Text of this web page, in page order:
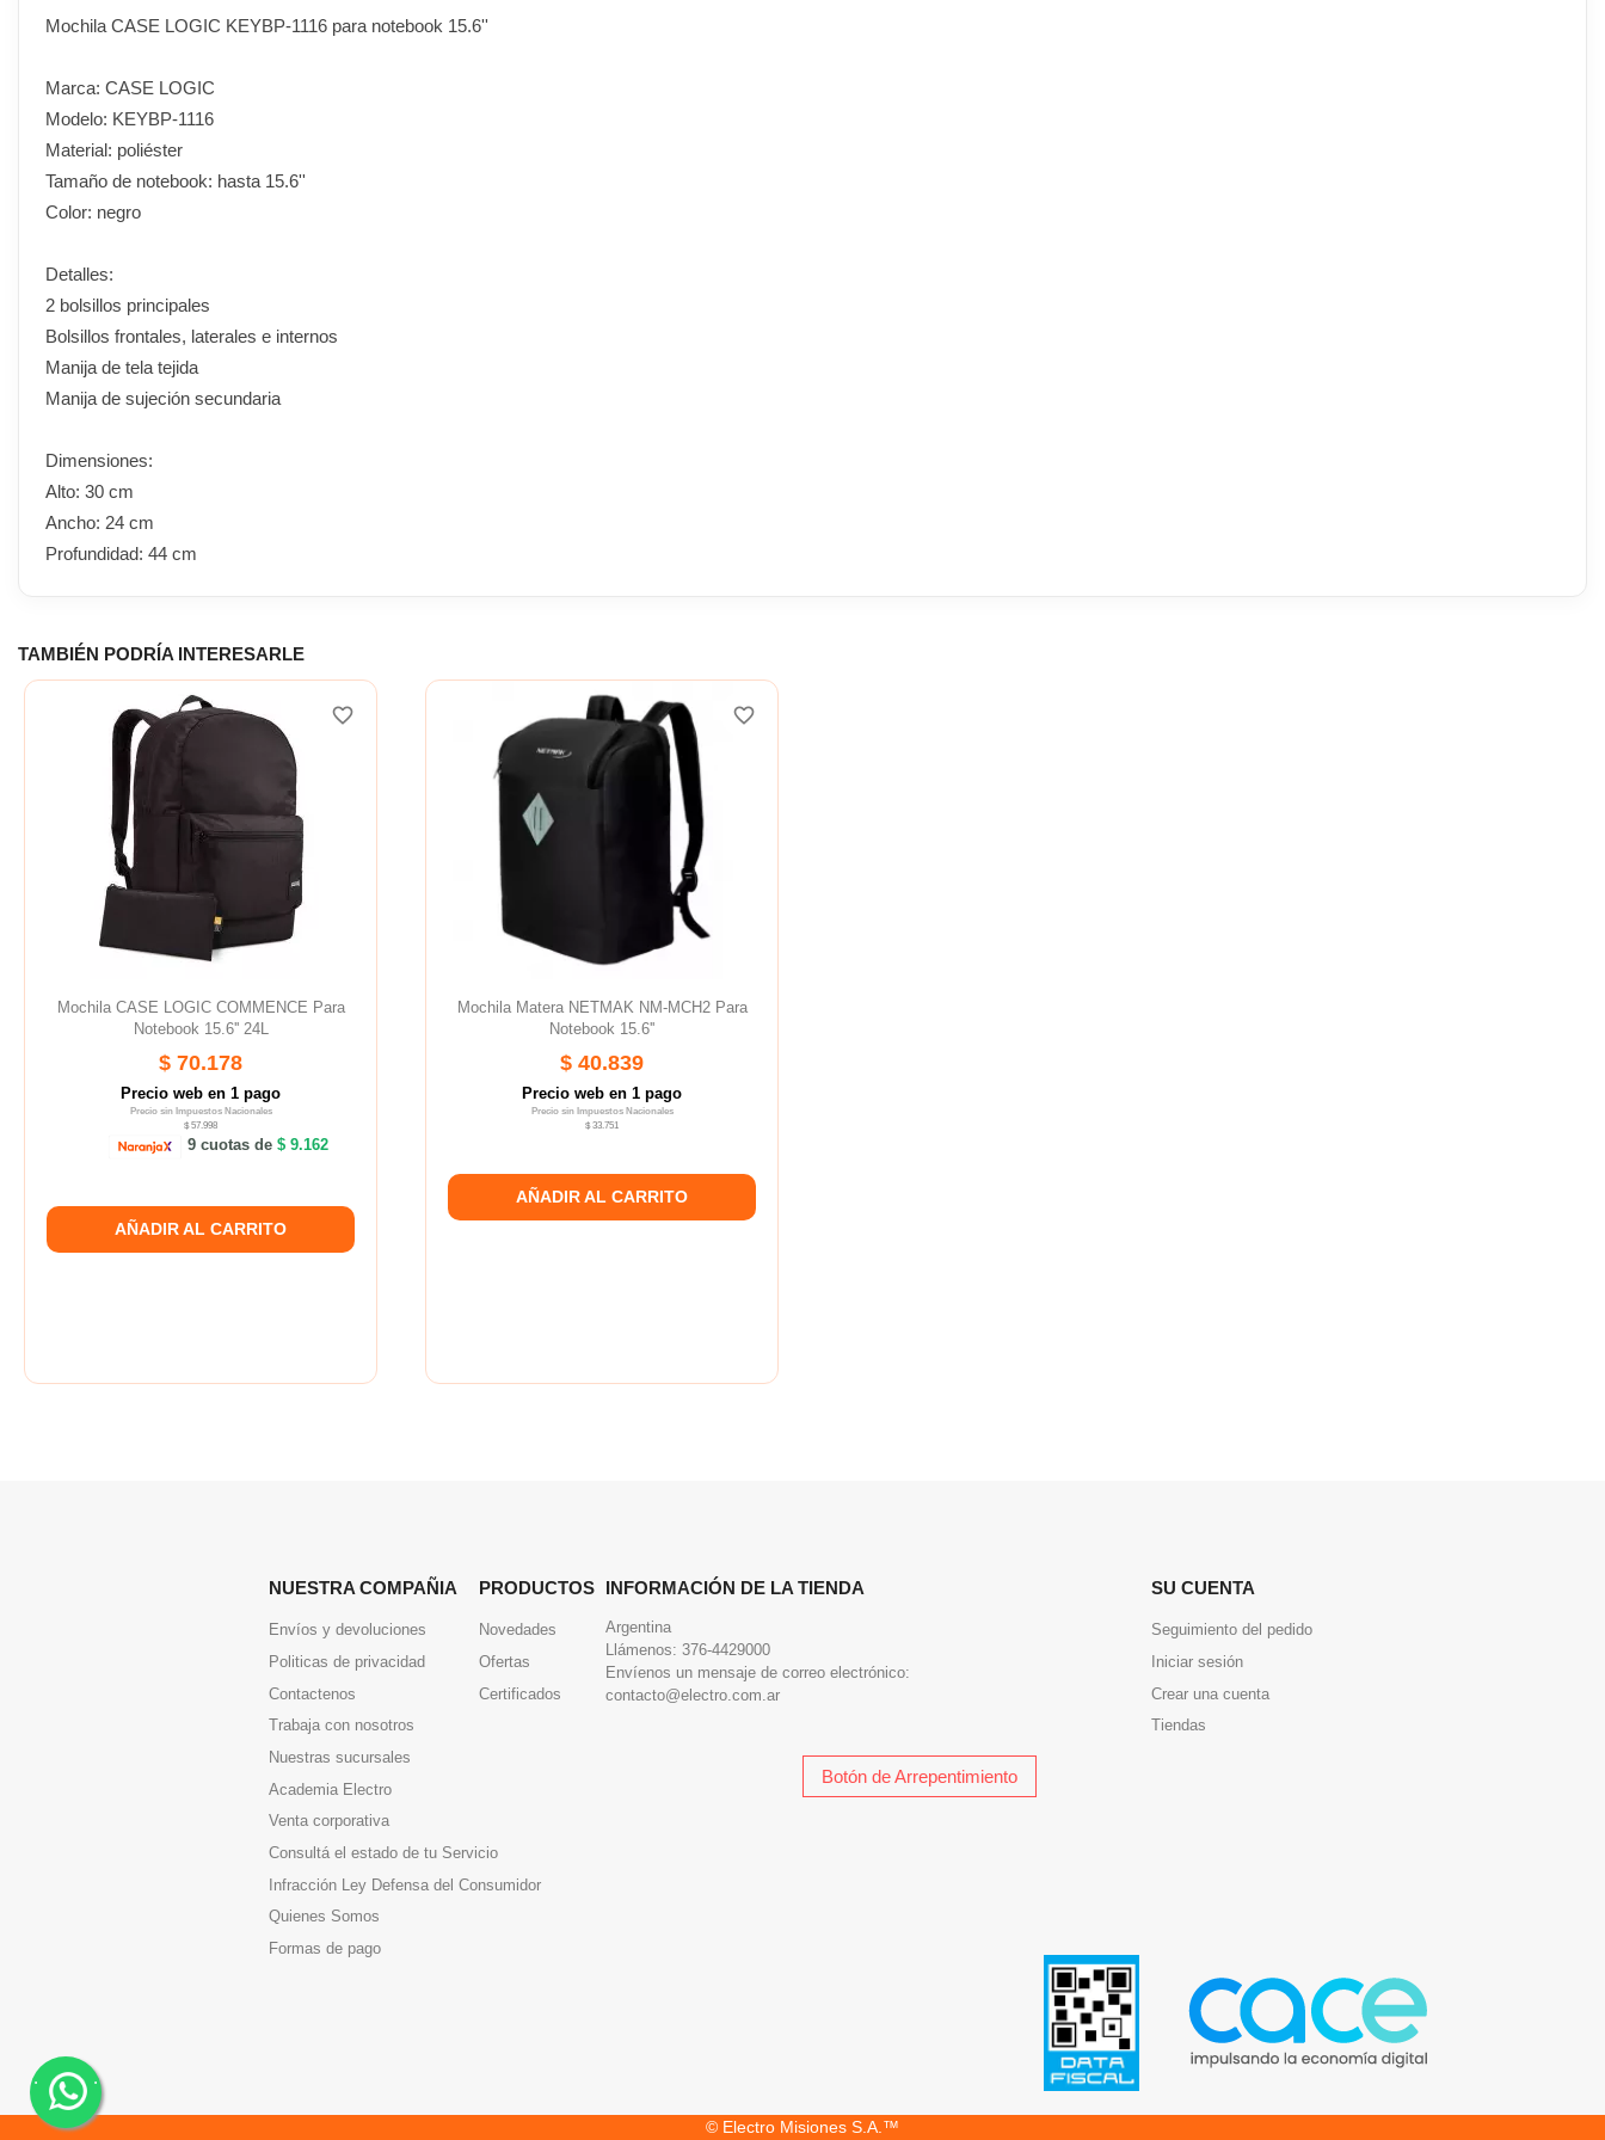
Mochila CASE LOGIC KEYBP-1116 para notebook 15.6''
Marca: CASE LOGIC
Modelo: KEYBP-1116
Material: poliéster
Tamaño de notebook: hasta 15.6''
Color: negro
Detalles:
2 bolsillos principales
Bolsillos frontales, laterales e internos
Manija de tela tejida
Manija de sujeción secundaria
Dimensiones:
Alto: 30 cm
Ancho: 24 cm
Profundidad: 44 cm
TAMBIÉN PODRÍA INTERESARLE
Mochila CASE LOGIC COMMENCE Para
Notebook 15.6'' 24L
$ 70.178
Precio web en 1 pago
Precio sin Impuestos Nacionales
$ 57.998
9 cuotas de $ 9.162
AÑADIR AL CARRITO
favorite_border
Mochila Matera NETMAK NM-MCH2 Para
Notebook 15.6''
$ 40.839
Precio web en 1 pago
Precio sin Impuestos Nacionales
$ 33.751
AÑADIR AL CARRITO
favorite_border
NUESTRA COMPAÑIA
Envíos y devoluciones
Politicas de privacidad
Contactenos
Trabaja con nosotros
Nuestras sucursales
Academia Electro
Venta corporativa
Consultá el estado de tu Servicio
Infracción Ley Defensa del Consumidor
Quienes Somos
Formas de pago
PRODUCTOS
Novedades
Ofertas
Certificados
INFORMACIÓN DE LA TIENDA
Argentina
Llámenos: 376-4429000
Envíenos un mensaje de correo electrónico:
contacto@electro.com.ar
SU CUENTA
Seguimiento del pedido
Iniciar sesión
Crear una cuenta
Tiendas
Botón de Arrepentimiento
© Electro Misiones S.A.™
. .